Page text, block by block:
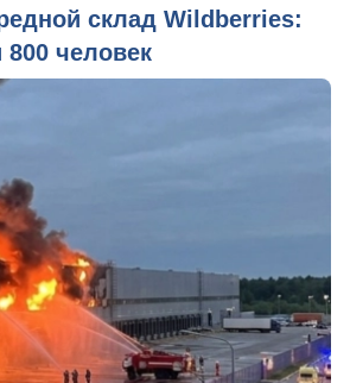
склад Wildberries:
800 человек